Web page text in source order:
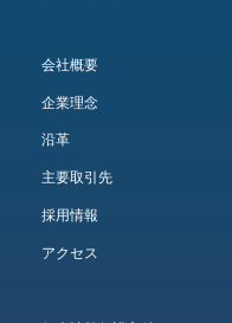
会社概要
企業理念
沿革
主要取引先
採用情報
アクセス